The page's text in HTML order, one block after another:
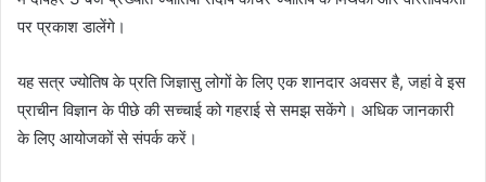
पर प्रकाश डालेंगे।
यह सत्र ज्योतिष के प्रति जिज्ञासु लोगों के लिए एक शानदार अवसर है, जहां वे इस
प्राचीन विज्ञान के पीछे की सच्चाई को गहराई से समझ सकेंगे। अधिक जानकारी
के लिए आयोजकों से संपर्क करें।